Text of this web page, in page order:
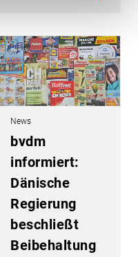
News
bvdm
informiert:
Dänische
Regierung
beschließt
Beibehaltung